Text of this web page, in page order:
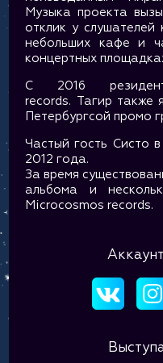
Музыка проекта
отклик у
небольших кафе и
концертных
С 2016
records. Тагир также
Петербургсой промо
Частый гость Систо
2012 года.
За время
альбома и
Microcosmos records.